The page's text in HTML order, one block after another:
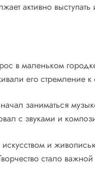
активно
в маленьком
его стремление
заниматься
с звуками и
и
стало